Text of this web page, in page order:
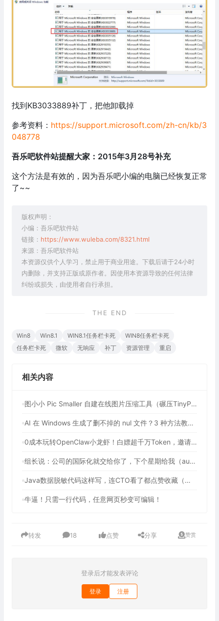
找到KB3033889补丁，把他卸载掉
参考资料： https://support.microsoft.com/zh-cn/kb/3
048778
吾乐吧软件站提醒大家：2015年3月28号补充
这个方法是有效的，因为吾乐吧小编的电脑已经恢复正常
了~~
版权声明：
小编：吾乐吧软件站
链接： https://www.wuleba.com/8321.html
来源：吾乐吧软件站
本资源仅供个人学习，禁止用于商业用途。下载后请于24小时
内删除，并支持正版或原作者。因使用本资源导致的任何法律
纠纷或损失，由使用者自行承担。
THE END
Win8 Win8.1 WIN8.1任务栏卡死
WIN8任务栏卡死
任务栏卡死
微软 无响应 补丁 资源管理 重启
相关内容
图小小 Pic Smaller 自建在线图片压缩工具（碾压TinyPNG！90%开发者不知道的免费图像压缩利器）
AI 在 Windows 生成了删不掉的 nul 文件？3 种方法教你强制删除
0成本玩转OpenClaw小龙虾！白嫖超千万Token，邀请好友最高可享百亿Token，2年内有效（包含腾讯、七牛云等多个平台活动）
组长说：公司的国际化就交给你了，下个星期给我（auto-i18n-translation-plugins 前端全自动国际化插件）
Java数据脱敏代码这样写，连CTO看了都点赞收藏（提供3种方法解决数据脱敏问题）
牛逼！只需一行代码，任意网页秒变可编辑！
转发 18 点赞 分享 赞赏
登录后才能发表评论
登录 注册